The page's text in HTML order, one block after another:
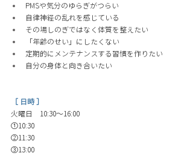
PMSや気分のゆらぎがつらい
自律神経の乱れを感じている
その場しのぎではなく体質を整えたい
「年齢のせい」にしたくない
定期的にメンテナンスする習慣を作りたい
自分の身体と向き合いたい
［ 日時 ］
火曜日　10:30〜16:00
①10:30
②11:30
③13:00